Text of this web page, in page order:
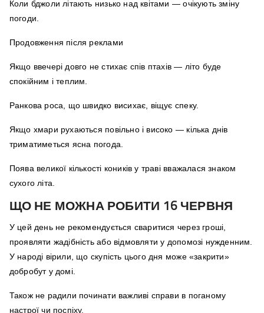
Коли бджоли літають низько над квітами — очікують зміну
погоди.
Продовження після реклами
Якщо ввечері довго не стихає спів птахів — літо буде
спокійним і теплим.
Ранкова роса, що швидко висихає, віщує спеку.
Якщо хмари рухаються повільно і високо — кілька днів
триматиметься ясна погода.
Поява великої кількості коників у траві вважалася знаком
сухого літа.
ЩО НЕ МОЖНА РОБИТИ 16 ЧЕРВНЯ
У цей день не рекомендується сваритися через гроші,
проявляти жадібність або відмовляти у допомозі нужденним.
У народі вірили, що скупість цього дня може «закрити»
добробут у домі.
Також не радили починати важливі справи в поганому
настрої чи поспіху.